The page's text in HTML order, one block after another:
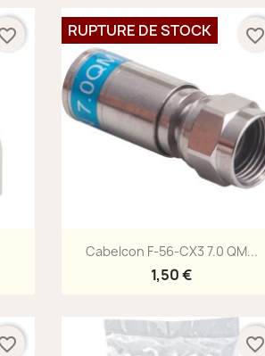
Aperçu rapide
Cabelcon F-56-CX3 7.0 QM...
1,50 €
RUPTURE DE STOCK favorite_border
favorite_border